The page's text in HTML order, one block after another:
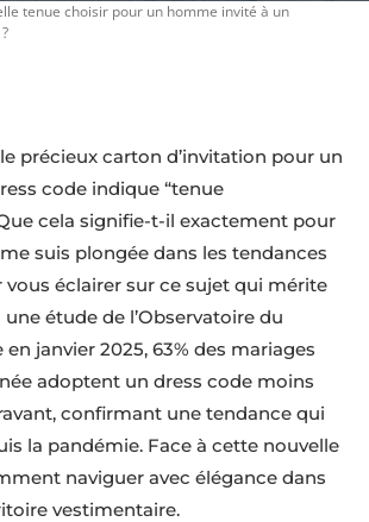
tenue choisir pour un homme invité à un
précieux carton d’invitation pour un
code indique “tenue
cela signifie-t-il exactement pour
suis plongée dans les tendances
vous éclairer sur ce sujet qui mérite
étude de l’Observatoire du
janvier 2025, 63% des mariages
adoptent un dress code moins
confirmant une tendance qui
la pandémie. Face à cette nouvelle
naviguer avec élégance dans
vestimentaire.